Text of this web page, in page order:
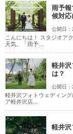
雨予報
候対応
公開日：
こんにちは！ スタジオア
天気。「雨予...
軽井
は？
公開日：
軽井沢フォトウェディン
ア軽井沢店...
軽井沢